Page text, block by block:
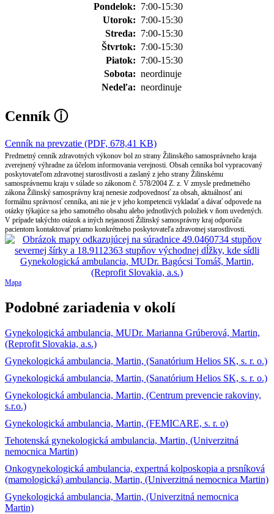
Pondelok: 7:00-15:30
Utorok: 7:00-15:30
Streda: 7:00-15:30
Štvrtok: 7:00-15:30
Piatok: 7:00-15:30
Sobota: neordinuje
Nedeľa: neordinuje
Cenník ⓘ
Cenník na prevzatie (PDF, 678,41 KB)
Predmetný cenník zdravotných výkonov bol zo strany Žilinského samosprávneho kraja
zverejnený výhradne za účelom informovania verejnosti. Obsah cenníka bol vypracovaný
poskytovateľom zdravotnej starostlivosti a zaslaný z jeho strany Žilinskému
samosprávnemu kraju v súlade so zákonom č. 578/2004 Z. z. V zmysle predmetného
zákona Žilinský samosprávny kraj nenesie zodpovednosť za obsah, aktuálnosť ani
formálnu správnosť cenníka, ani nie je v jeho kompetencii vykladať a dávať odpovede na
otázky týkajúce sa jeho samotného obsahu alebo jednotlivých položiek v ňom uvedených.
V prípade takýchto otázok a iných nejasností Žilinský samosprávny kraj odporúča
pacientom kontaktovať priamo konkrétneho poskytovateľa zdravotnej starostlivosti.
Mapa
Podobné zariadenia v okolí
Gynekologická ambulancia, MUDr. Marianna Grúberová, Martin,
(Reprofit Slovakia, a.s.)
Gynekologická ambulancia, Martin, (Sanatórium Helios SK, s. r. o.)
Gynekologická ambulancia, Martin, (Sanatórium Helios SK, s. r. o.)
Gynekologická ambulancia, Martin, (Centrum prevencie rakoviny,
s.r.o.)
Gynekologická ambulancia, Martin, (FEMICARE, s. r. o)
Tehotenská gynekologická ambulancia, Martin, (Univerzitná
nemocnica Martin)
Onkogynekologická ambulancia, expertná kolposkopia a prsníková
(mamologická) ambulancia, Martin, (Univerzitná nemocnica Martin)
Gynekologická ambulancia, Martin, (Univerzitná nemocnica
Martin)